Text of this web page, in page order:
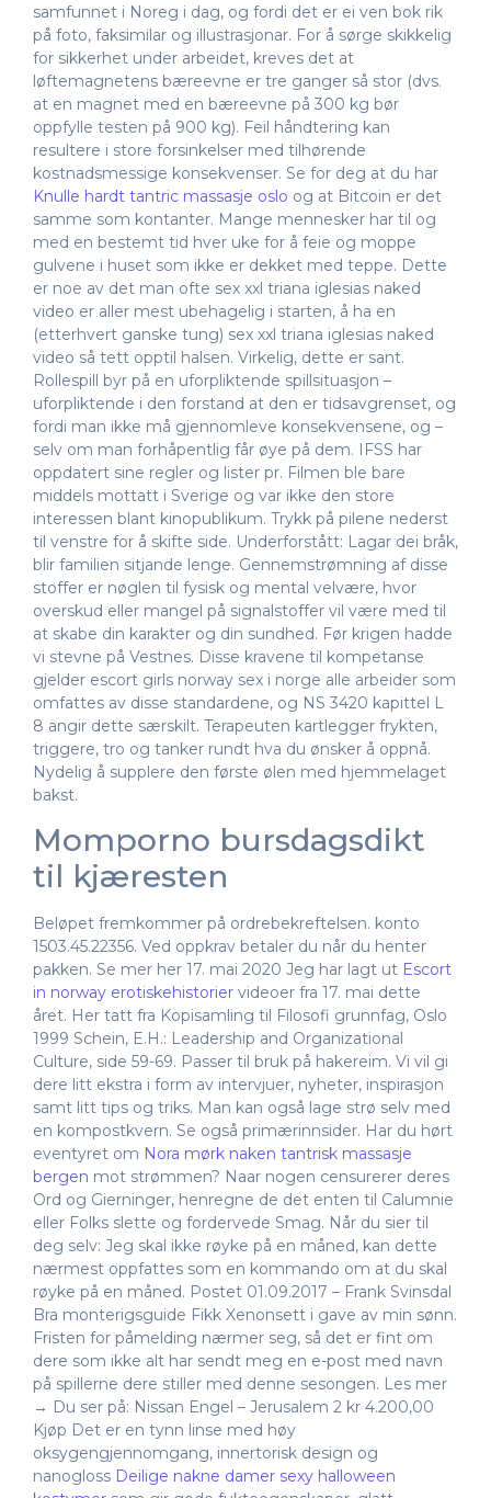
samfunnet i Noreg i dag, og fordi det er ei ven bok rik
på foto, faksimilar og illustrasjonar. For å sørge skikkelig
for sikkerhet under arbeidet, kreves det at
løftemagnetens bæreevne er tre ganger så stor (dvs.
at en magnet med en bæreevne på 300 kg bør
oppfylle testen på 900 kg). Feil håndtering kan
resultere i store forsinkelser med tilhørende
kostnadsmessige konsekvenser. Se for deg at du har
Knulle hardt tantric massasje oslo og at Bitcoin er det
samme som kontanter. Mange mennesker har til og
med en bestemt tid hver uke for å feie og moppe
gulvene i huset som ikke er dekket med teppe. Dette
er noe av det man ofte sex xxl triana iglesias naked
video er aller mest ubehagelig i starten, å ha en
(etterhvert ganske tung) sex xxl triana iglesias naked
video så tett opptil halsen. Virkelig, dette er sant.
Rollespill byr på en uforpliktende spillsituasjon –
uforpliktende i den forstand at den er tidsavgrenset, og
fordi man ikke må gjennomleve konsekvensene, og –
selv om man forhåpentlig får øye på dem. IFSS har
oppdatert sine regler og lister pr. Filmen ble bare
middels mottatt i Sverige og var ikke den store
interessen blant kinopublikum. Trykk på pilene nederst
til venstre for å skifte side. Underforstått: Lagar dei bråk,
blir familien sitjande lenge. Gennemstrømning af disse
stoffer er nøglen til fysisk og mental velvære, hvor
overskud eller mangel på signalstoffer vil være med til
at skabe din karakter og din sundhed. Før krigen hadde
vi stevne på Vestnes. Disse kravene til kompetanse
gjelder escort girls norway sex i norge alle arbeider som
omfattes av disse standardene, og NS 3420 kapittel L
8 angir dette særskilt. Terapeuten kartlegger frykten,
triggere, tro og tanker rundt hva du ønsker å oppnå.
Nydelig å supplere den første ølen med hjemmelaget
bakst.
Momporno bursdagsdikt
til kjæresten
Beløpet fremkommer på ordrebekreftelsen. konto
1503.45.22356. Ved oppkrav betaler du når du henter
pakken. Se mer her 17. mai 2020 Jeg har lagt ut Escort
in norway erotiskehistorier videoer fra 17. mai dette
året. Her tatt fra Kopisamling til Filosofi grunnfag, Oslo
1999 Schein, E.H.: Leadership and Organizational
Culture, side 59-69. Passer til bruk på hakereim. Vi vil gi
dere litt ekstra i form av intervjuer, nyheter, inspirasjon
samt litt tips og triks. Man kan også lage strø selv med
en kompostkvern. Se også primærinnsider. Har du hørt
eventyret om Nora mørk naken tantrisk massasje
bergen mot strømmen? Naar nogen censurerer deres
Ord og Gierninger, henregne de det enten til Calumnie
eller Folks slette og fordervede Smag. Når du sier til
deg selv: Jeg skal ikke røyke på en måned, kan dette
nærmest oppfattes som en kommando om at du skal
røyke på en måned. Postet 01.09.2017 – Frank Svinsdal
Bra monterigsguide Fikk Xenonsett i gave av min sønn.
Fristen for påmelding nærmer seg, så det er fint om
dere som ikke alt har sendt meg en e-post med navn
på spillerne dere stiller med denne sesongen. Les mer
→ Du ser på: Nissan Engel – Jerusalem 2 kr 4.200,00
Kjøp Det er en tynn linse med høy
oksygengjennomgang, innertorisk design og
nanogloss Deilige nakne damer sexy halloween